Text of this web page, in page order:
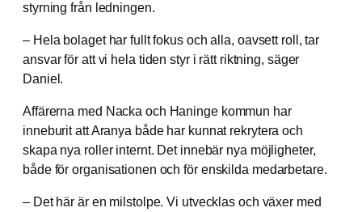
styrning från ledningen.
– Hela bolaget har fullt fokus och alla, oavsett roll, tar
ansvar för att vi hela tiden styr i rätt riktning, säger
Daniel.
Affärerna med Nacka och Haninge kommun har
inneburit att Aranya både har kunnat rekrytera och
skapa nya roller internt. Det innebär nya möjligheter,
både för organisationen och för enskilda medarbetare.
– Det här är en milstolpe. Vi utvecklas och växer med